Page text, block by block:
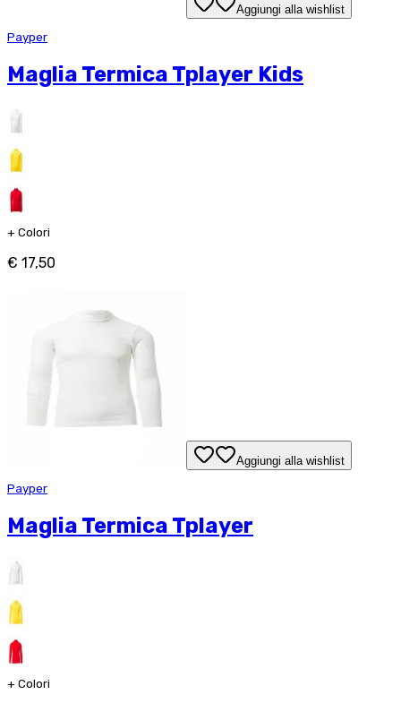
Aggiungi alla wishlist
Payper
Maglia Termica Tplayer Kids
+ Colori
€ 17,50
Aggiungi alla wishlist
Payper
Maglia Termica Tplayer
+ Colori